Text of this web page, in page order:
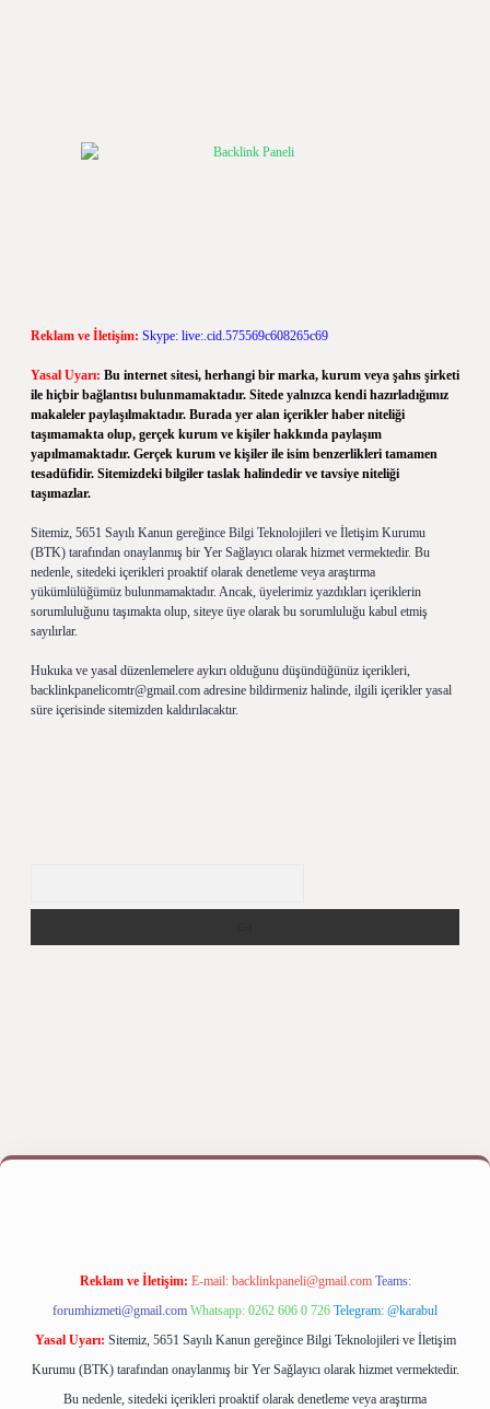
Reklam ve İletişim: Skype: live:.cid.575569c608265c69
Yasal Uyarı: Bu internet sitesi, herhangi bir marka, kurum veya şahıs şirketi
ile hiçbir bağlantısı bulunmamaktadır. Sitede yalnızca kendi hazırladığımız
makaleler paylaşılmaktadır. Burada yer alan içerikler haber niteliği
taşımamakta olup, gerçek kurum ve kişiler hakkında paylaşım
yapılmamaktadır. Gerçek kurum ve kişiler ile isim benzerlikleri tamamen
tesadüfidir. Sitemizdeki bilgiler taslak halindedir ve tavsiye niteliği
taşımazlar.
Sitemiz, 5651 Sayılı Kanun gereğince Bilgi Teknolojileri ve İletişim Kurumu
(BTK) tarafından onaylanmış bir Yer Sağlayıcı olarak hizmet vermektedir. Bu
nedenle, sitedeki içerikleri proaktif olarak denetleme veya araştırma
yükümlülüğümüz bulunmamaktadır. Ancak, üyelerimiz yazdıkları içeriklerin
sorumluluğunu taşımakta olup, siteye üye olarak bu sorumluluğu kabul etmiş
sayılırlar.
Hukuka ve yasal düzenlemelere aykırı olduğunu düşündüğünüz içerikleri,
backlinkpanelicomtr@gmail.com adresine bildirmeniz halinde, ilgili içerikler yasal
süre içerisinde sitemizden kaldırılacaktır.
bahis
Reklam ve İletişim: E-mail: backlinkpaneli@gmail.com Teams:
forumhizmeti@gmail.com Whatsapp: 0262 606 0 726 Telegram: @karabul
Yasal Uyarı: Sitemiz, 5651 Sayılı Kanun gereğince Bilgi Teknolojileri ve İletişim
Kurumu (BTK) tarafından onaylanmış bir Yer Sağlayıcı olarak hizmet vermektedir.
Bu nedenle, sitedeki içerikleri proaktif olarak denetleme veya araştırma